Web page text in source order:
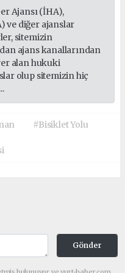
Ajansı (İHA),
ve diğer ajanslar
sitemizin
ajans kanallarından
alan hukuki
olup sitemizin hiç
#Bisiklet Yolu
Gönder